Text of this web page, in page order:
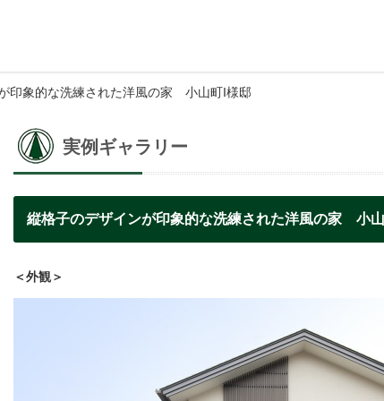
印象的な洗練された洋風の家 小山町I様邸
実例ギャラリー
縦格子のデザインが印象的な洗練された洋風の家 小
＜外観＞